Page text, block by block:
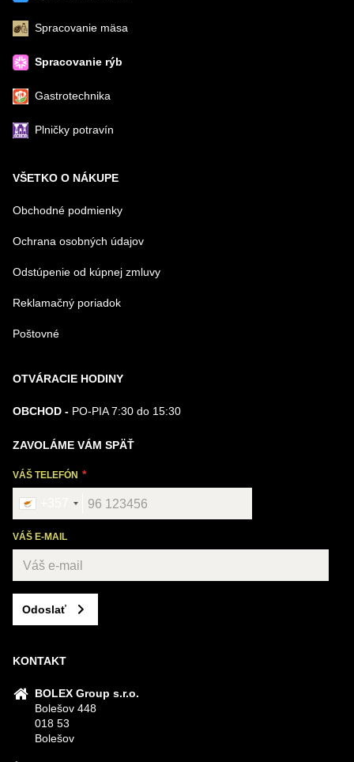
Spracovanie mäsa
Spracovanie rýb
Gastrotechnika
Plničky potravín
VŠETKO O NÁKUPE
Obchodné podmienky
Ochrana osobných údajov
Odstúpenie od kúpnej zmluvy
Reklamačný poriadok
Poštovné
OTVÁRACIE HODINY
OBCHOD - PO-PIA 7:30 do 15:30
ZAVOLÁME VÁM SPÄŤ
VÁŠ TELEFÓN
VÁŠ E-MAIL
Odoslať
KONTAKT
BOLEX Group s.r.o.
Bolešov 448
018 53
Bolešov